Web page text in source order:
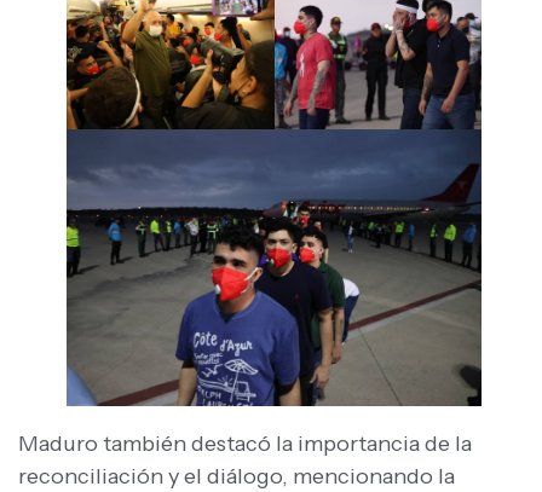
Maduro también destacó la importancia de la
reconciliación y el diálogo, mencionando la